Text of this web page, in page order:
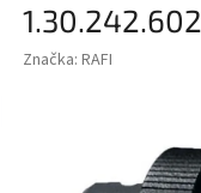
Značka: RAFI